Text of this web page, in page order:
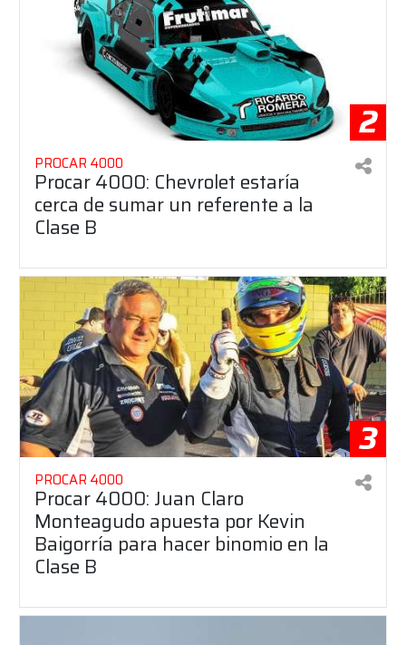
2
PROCAR 4000
Procar 4000: Chevrolet estaría
cerca de sumar un referente a la
Clase B
3
PROCAR 4000
Procar 4000: Juan Claro
Monteagudo apuesta por Kevin
Baigorría para hacer binomio en la
Clase B